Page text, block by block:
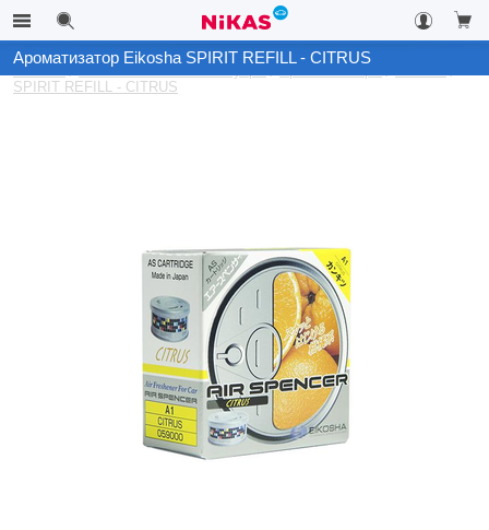
Каталог Автомобильные аксессуары
SPIRIT REFILL - CITRUS
Ароматизатор Eikosha SPIRIT REFILL - CITRUS